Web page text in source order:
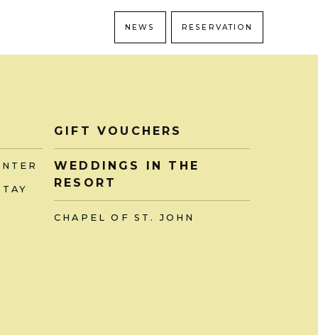
NEWS RESERVATION
GIFT VOUCHERS
WEDDINGS IN THE
RESORT
CHAPEL OF ST. JOHN